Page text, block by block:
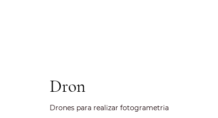
Dron
Drones para realizar fotogrametria